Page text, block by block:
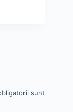
sunt